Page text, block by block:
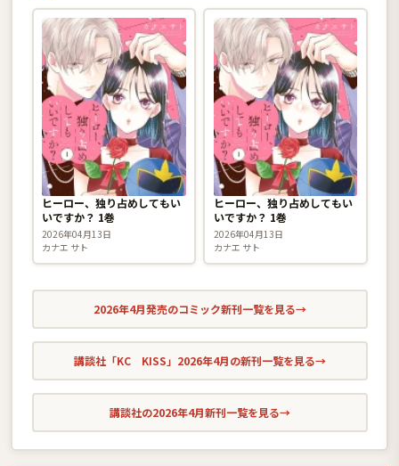
ヒーロー、独り占めしてもい
いですか？ 1巻
2026年04月13日
カナエ サト
ヒーロー、独り占めしてもい
いですか？ 1巻
2026年04月13日
カナエ サト
2026年4月発売のコミック新刊一覧を見る→
講談社「KC KISS」2026年4月の新刊一覧を見る→
講談社の2026年4月新刊一覧を見る→